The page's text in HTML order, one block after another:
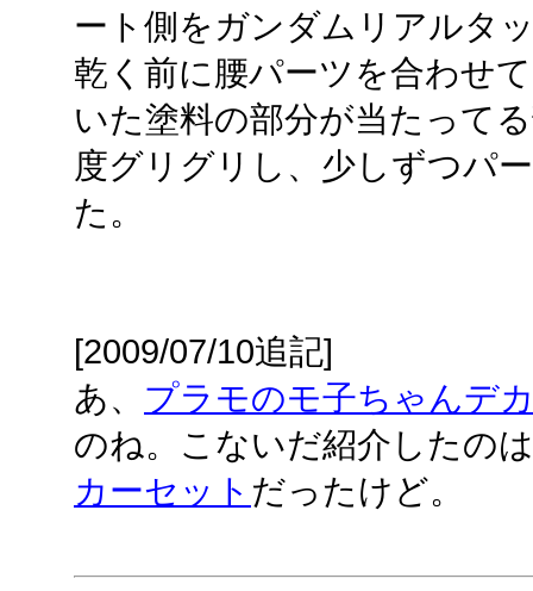
ート側をガンダムリアルタ
乾く前に腰パーツを合わせ
いた塗料の部分が当たって
度グリグリし、少しずつパ
た。
[2009/07/10追記]
あ、 プラモのモ子ちゃんデ
のね。こないだ紹介したのは
カーセット だったけど。